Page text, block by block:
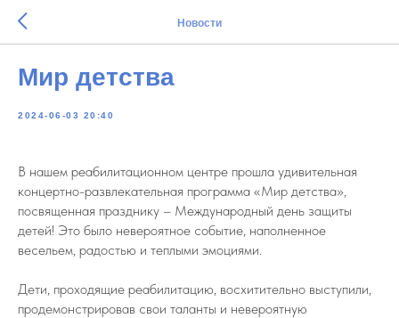
Новости
Мир детства
2024-06-03 20:40
В нашем реабилитационном центре прошла удивительная
концертно-развлекательная программа «Мир детства»,
посвященная празднику – Международный день защиты
детей! Это было невероятное событие, наполненное
весельем, радостью и теплыми эмоциями.
Дети, проходящие реабилитацию, восхитительно выступили,
продемонстрировав свои таланты и невероятную